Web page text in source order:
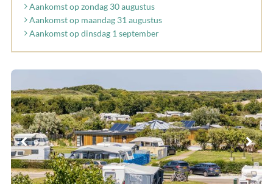
Aankomst op zondag 30 augustus
Aankomst op maandag 31 augustus
Aankomst op dinsdag 1 september